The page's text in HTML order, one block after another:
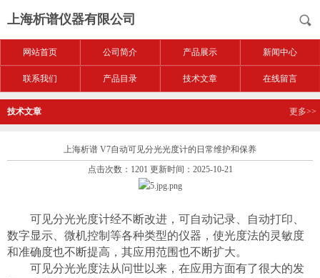
上海析谱仪器有限公司
网站首页 公司简介 产品展示 新闻中心
联系我们 产品目录 技术文章 在线留言
技术文章 更多>>
上海析谱 V7自动可见分光光度计的日常维护和保养
点击次数：1201 更新时间：2025-10-21
可见分光光度计经不断改进，可自动记录、自动打印、
数字显示、微机控制等各种类型的仪器，使光度法的灵敏度
和准确度也不断提高，其应用范围也不断扩大。
可见分光光度法从问世以来，在应用方面有了很大的发